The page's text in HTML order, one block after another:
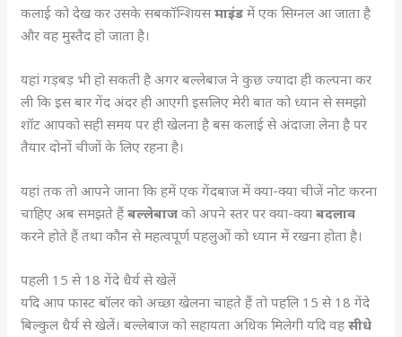
कलाई को देख कर उसके सबकॉन्शियसमाइंडमें एक सिग्नल आ जाता है
और वह मुस्तैद हो जाता है।
यहां गड़बड़ भी हो सकती है अगर बल्लेबाज ने कुछ ज्यादा ही कल्पना कर
ली कि इस बार गेंद अंदर ही आएगी इसलिए मेरी बात को ध्यान से समझो
शॉट आपको सही समय पर ही खेलना है बस कलाई से अंदाजा लेना है पर
तैयार दोनों चीजों के लिए रहना है।
यहां तक तो आपने जाना कि हमें एक गेंदबाज में क्या-क्या चीजें नोट करना
चाहिए अब समझते हैंबल्लेबाजको अपने स्तर पर क्या-क्याबदलाव
करने होते हैं तथा कौन से महत्वपूर्ण पहलुओं को ध्यान में रखना होता है।
पहली 15 से 18 गेंदे धैर्य से खेलें
यदि आप फास्ट बॉलर को अच्छा खेलना चाहते हैं तो पहलि 15 से 18 गेंदे
बिल्कुल धैर्य से खेलें। बल्लेबाज को सहायता अधिक मिलेगी यदि वहसीधे